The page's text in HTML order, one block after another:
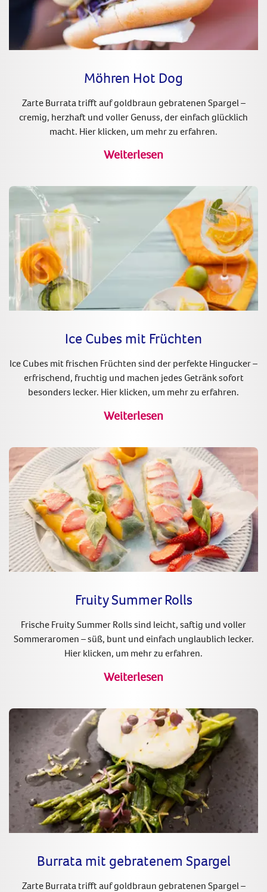
Möhren Hot Dog
Zarte Burrata trifft auf goldbraun gebratenen Spargel –
cremig, herzhaft und voller Genuss, der einfach glücklich
macht. Hier klicken, um mehr zu erfahren.
Weiterlesen
Ice Cubes mit Früchten
Ice Cubes mit frischen Früchten sind der perfekte Hingucker –
erfrischend, fruchtig und machen jedes Getränk sofort
besonders lecker. Hier klicken, um mehr zu erfahren.
Weiterlesen
Fruity Summer Rolls
Frische Fruity Summer Rolls sind leicht, saftig und voller
Sommeraromen – süß, bunt und einfach unglaublich lecker.
Hier klicken, um mehr zu erfahren.
Weiterlesen
Burrata mit gebratenem Spargel
Zarte Burrata trifft auf goldbraun gebratenen Spargel –